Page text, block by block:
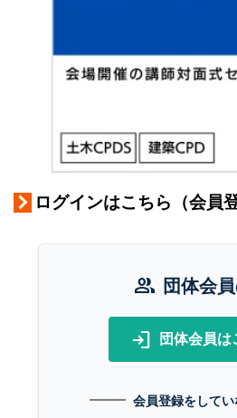
ログインはこちら（会員
group 団体会
login 団体会員は
会員登録をして